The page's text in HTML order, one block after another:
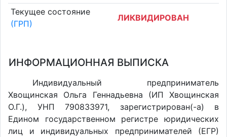
Текущее состояние
(ГРП)
ЛИКВИДИРОВАН
ИНФОРМАЦИОННАЯ ВЫПИСКА
Индивидуальный предприниматель
Хвощинская Ольга Геннадьевна (ИП Хвощинская
О.Г.), УНП 790833971, зарегистрирован(-а) в
Едином государственном регистре юридических
лиц и индивидуальных предпринимателей (ЕГР)